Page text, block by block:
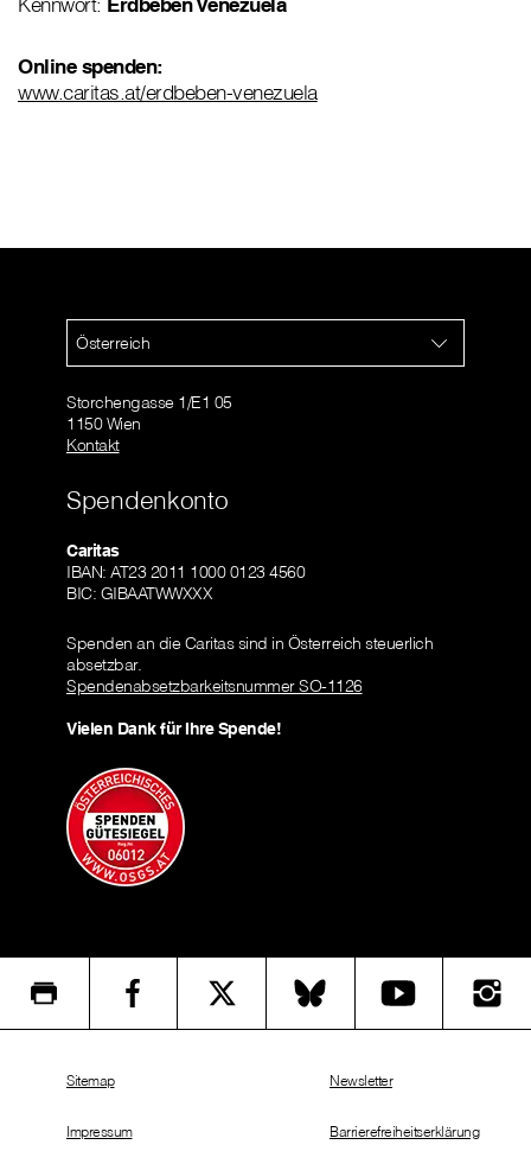
Online spenden:
www.caritas.at/erdbeben-venezuela
Österreich
Storchengasse 1/E1 05
1150 Wien
Kontakt
Spendenkonto
Caritas
IBAN: AT23 2011 1000 0123 4560
BIC: GIBAATWWXXX
Spenden an die Caritas sind in Österreich steuerlich
absetzbar.
Spendenabsetzbarkeitsnummer SO-1126
Vielen Dank für Ihre Spende!
Sitemap
Impressum
Newsletter
Barrierefreiheitserklärung